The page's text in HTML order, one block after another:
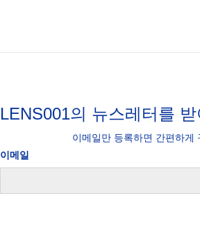
LENS001의 뉴스레터를
이메일만 등록하면 간편하게
이메일